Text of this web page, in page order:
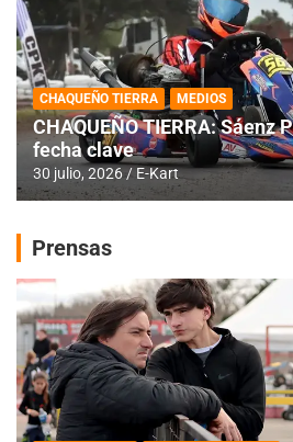
CHAQUEÑO TIERRA MEDIOS
CHAQUEÑO TIERRA: Sáenz
fecha clave
30 julio, 2026 E-Kart
Prensas